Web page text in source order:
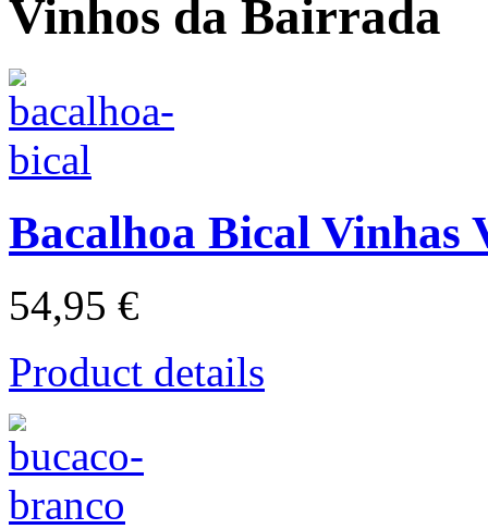
Vinhos da Bairrada
Bacalhoa Bical Vinhas
54,95 €
Product details